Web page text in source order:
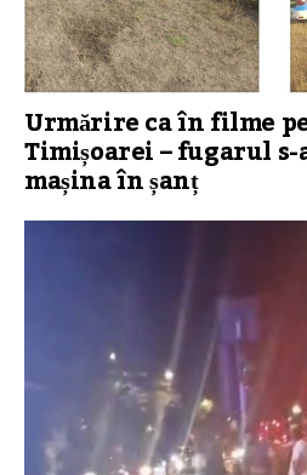
Urmărire ca în filme
Timișoarei – fugarul
mașina în șanț